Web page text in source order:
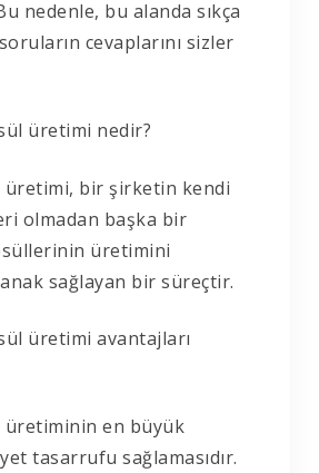
nedenle, bu alanda sıkça
cevaplarını sizler
üretimi nedir?
üretimi, bir şirketin kendi
olmadan başka bir
üretimini
sağlayan bir süreçtir.
üretimi avantajları
üretiminin en büyük
tasarrufu sağlamasıdır.